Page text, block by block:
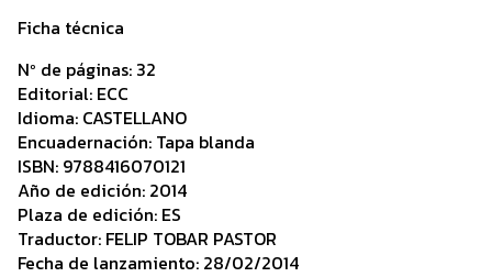
Ficha técnica
Nº de páginas: 32
Editorial: ECC
Idioma: CASTELLANO
Encuadernación: Tapa blanda
ISBN: 9788416070121
Año de edición: 2014
Plaza de edición: ES
Traductor: FELIP TOBAR PASTOR
Fecha de lanzamiento: 28/02/2014